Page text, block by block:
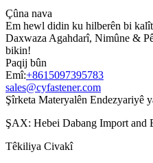
Çûna nava
Em hewl didin ku hilberên bi
Daxwaza Agahdarî, Nimûne &
bikin!
Paqij bûn
Emî:+8615097395783
sales@cyfastener.com
Şîrketa Materyalên Endezyariyê
ŞAX: Hebei Dabang Import and
Têkiliya Civakî